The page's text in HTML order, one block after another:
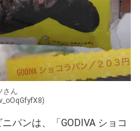
さん
パンは、「GODIVA ショコ